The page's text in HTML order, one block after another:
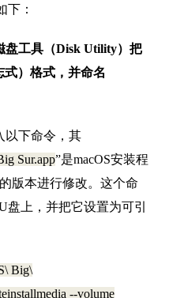
下：
盘工具（Disk Utility）把
式）格式，并命名
以下命令，其
Sur.app”是macOS安装程
版本进行修改。这个命
盘上，并把它设置为可引
Big\
--volume